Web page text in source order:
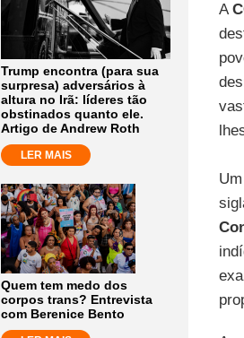
Trump encontra (para sua
surpresa) adversários à
altura no Irã: líderes tão
obstinados quanto ele.
Artigo de Andrew Roth
LER MAIS
Quem tem medo dos
corpos trans? Entrevista
com Berenice Bento
A